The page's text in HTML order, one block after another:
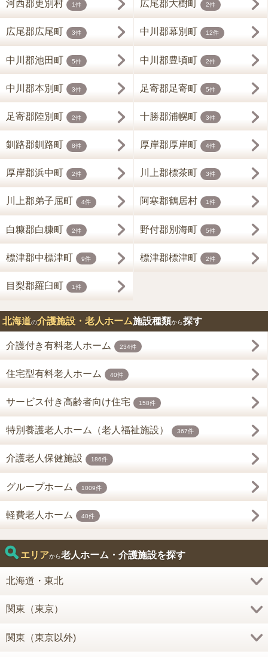
河西郡更別村 1件 広尾郡大樹町 2件
広尾郡広尾町 3件 中川郡幕別町 12件
中川郡池田町 5件 中川郡豊頃町 2件
中川郡本別町 3件 足寄郡足寄町 5件
足寄郡陸別町 2件 十勝郡浦幌町 3件
釧路郡釧路町 8件 厚岸郡厚岸町 4件
厚岸郡浜中町 2件 川上郡標茶町 3件
川上郡弟子屈町 4件 阿寒郡鶴居村 1件
白糠郡白糠町 2件 野付郡別海町 5件
標津郡中標津町 9件 標津郡標津町 2件
目梨郡羅臼町 1件
北海道の介護施設・老人ホーム施設種類から探す
介護付き有料老人ホーム 234件
住宅型有料老人ホーム 40件
サービス付き高齢者向け住宅 158件
特別養護老人ホーム（老人福祉施設） 367件
介護老人保健施設 186件
グループホーム 1009件
軽費老人ホーム 40件
エリアから老人ホーム・介護施設を探す
北海道・東北
関東（東京）
関東（東京以外)